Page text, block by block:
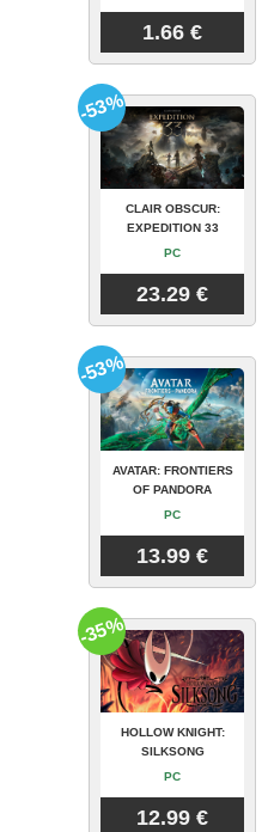
1.66 €
CLAIR OBSCUR:
EXPEDITION 33
PC
23.29 €
-53%
AVATAR: FRONTIERS
OF PANDORA
PC
13.99 €
-53%
HOLLOW KNIGHT:
SILKSONG
PC
12.99 €
-35%